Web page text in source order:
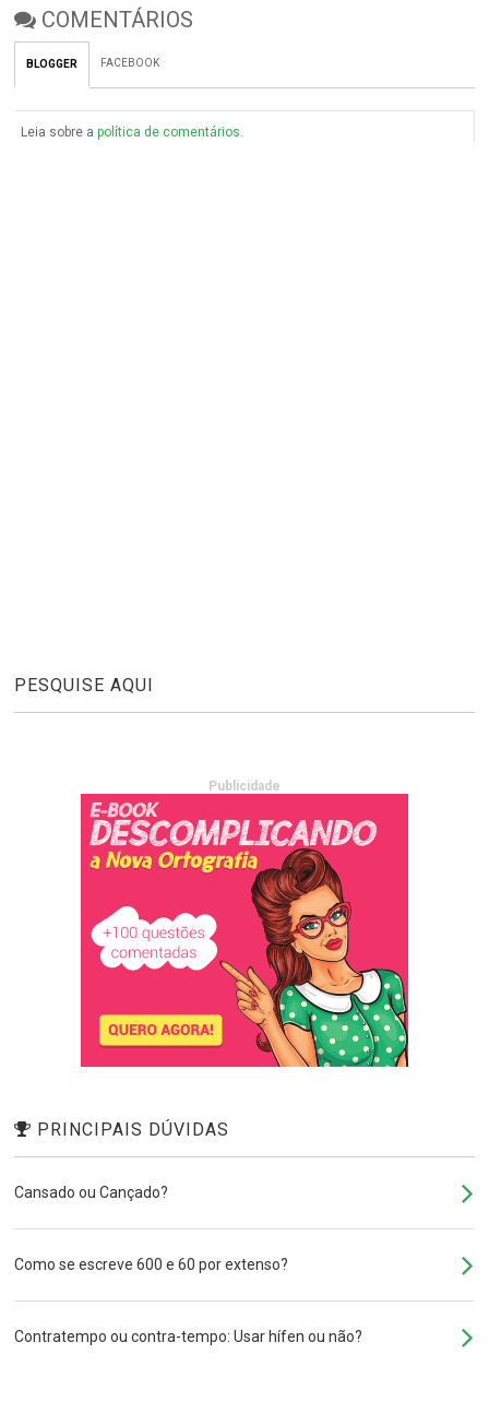
COMENTÁRIOS
BLOGGER FACEBOOK
Leia sobre apolítica de comentários.
PESQUISE AQUI
Publicidade
PRINCIPAIS DÚVIDAS
Cansado ou Cançado?
Como se escreve 600 e 60 por extenso?
Contratempo ou contra-tempo: Usar hífen ou não?